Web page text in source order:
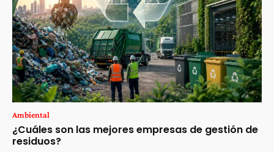
Ambiental
¿Cuáles son las mejores empresas de gestión de
residuos?